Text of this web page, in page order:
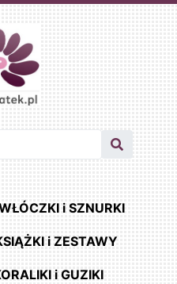
i SZNURKI
i ZESTAWY
i GUZIKI